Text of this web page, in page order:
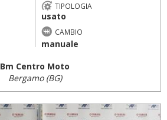
TIPOLOGIA
usato
CAMBIO
manuale
Bm Centro Moto
Bergamo (BG)